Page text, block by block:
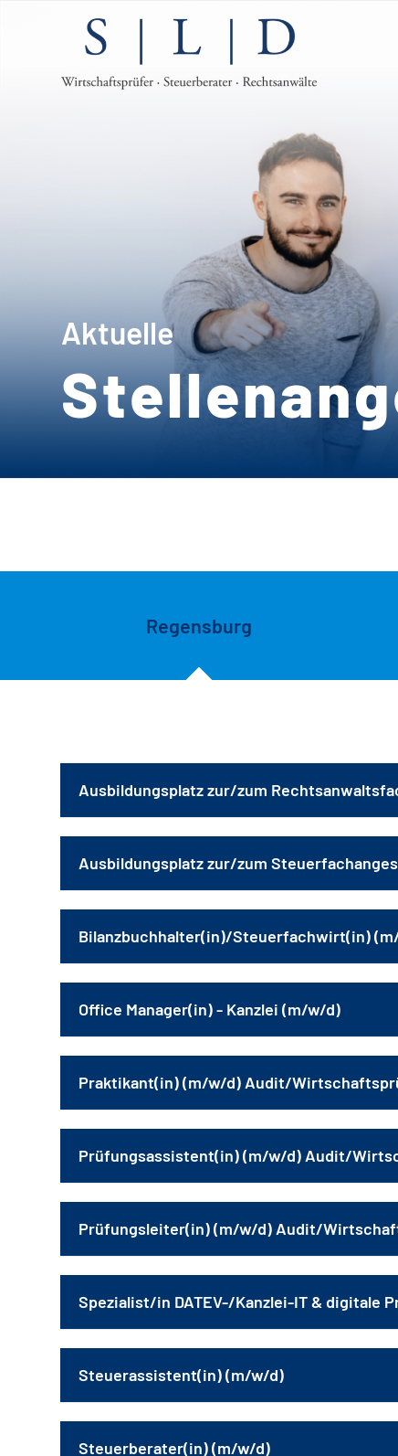
Aktuelle
Regensburg
Ausbildungsplatz zur/zum
Ausbildungsplatz zur/zum
Bilanzbuchhalter(in)/Steuerfachwirt(in)
Office Manager(in) - Kanzlei (m/w/d)
Praktikant(in) (m/w/d) Audit/
Prüfungsassistent(in) (m/w/d) Audit/
Prüfungsleiter(in) (m/w/d) Audit/
Spezialist/in DATEV-/Kanzlei-IT & digitale
Steuerassistent(in) (m/w/d)
Steuerberater(in) (m/w/d)